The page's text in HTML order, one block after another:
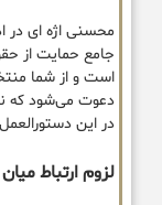
محسنی اژه ای در
جامع حمایت از
است و از شما
دعوت می‌شود که
در این
لزوم ارتباط